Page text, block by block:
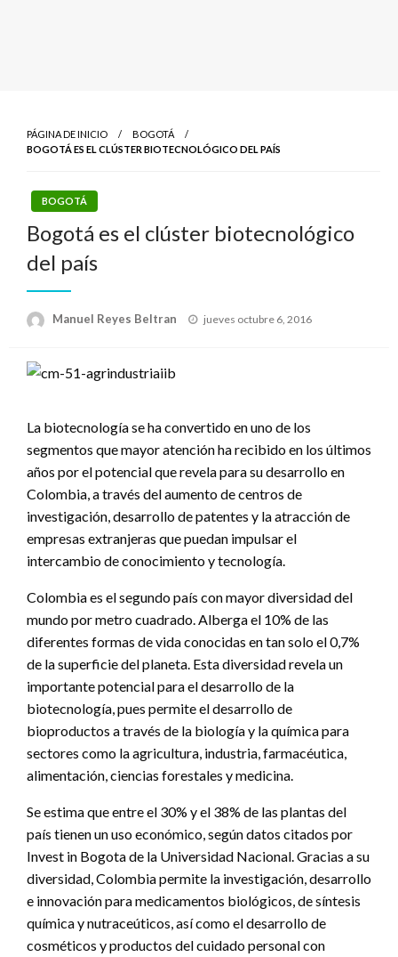
PÁGINA DE INICIO
BOGOTÁ
BOGOTÁ ES EL CLÚSTER BIOTECNOLÓGICO DEL PAÍS
BOGOTÁ
Bogotá es el clúster biotecnológico
del país
Manuel Reyes Beltran
Publicado
jueves octubre 6, 2016
La biotecnología se ha convertido en uno de los
segmentos que mayor atención ha recibido en los últimos
años por el potencial que revela para su desarrollo en
Colombia, a través del aumento de centros de
investigación, desarrollo de patentes y la atracción de
empresas extranjeras que puedan impulsar el
intercambio de conocimiento y tecnología.
Colombia es el segundo país con mayor diversidad del
mundo por metro cuadrado. Alberga el 10% de las
diferentes formas de vida conocidas en tan solo el 0,7%
de la superficie del planeta. Esta diversidad revela un
importante potencial para el desarrollo de la
biotecnología, pues permite el desarrollo de
bioproductos a través de la biología y la química para
sectores como la agricultura, industria, farmacéutica,
alimentación, ciencias forestales y medicina.
Se estima que entre el 30% y el 38% de las plantas del
país tienen un uso económico, según datos citados por
Invest in Bogota de la Universidad Nacional. Gracias a su
diversidad, Colombia permite la investigación, desarrollo
e innovación para medicamentos biológicos, de síntesis
química y nutraceúticos, así como el desarrollo de
cosméticos y productos del cuidado personal con